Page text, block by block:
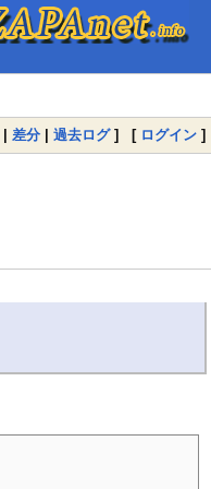
| 差分 | 過去ログ] [ ログイン ]